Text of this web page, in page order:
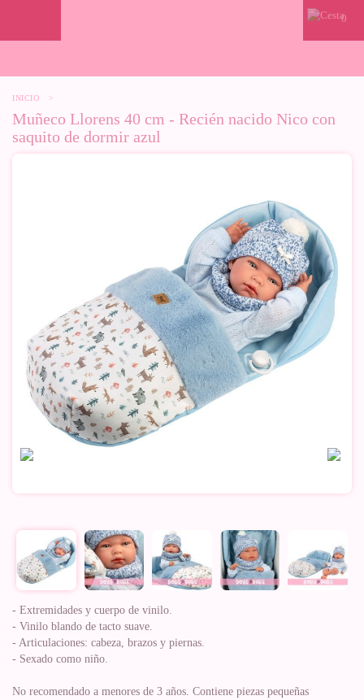
0
INICIO >
Muñeco Llorens 40 cm - Recién nacido Nico con
saquito de dormir azul
- Extremidades y cuerpo de vinilo.
- Vinilo blando de tacto suave.
- Articulaciones: cabeza, brazos y piernas.
- Sexado como niño.
No recomendado a menores de 3 años. Contiene piezas pequeñas